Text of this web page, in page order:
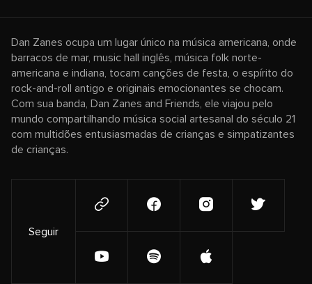
Dan Zanes ocupa um lugar único na música americana, onde
barracos de mar, music hall inglês, música folk norte-
americana e indiana, tocam canções de festa, o espírito do
rock-and-roll antigo e originais emocionantes se chocam.
Com sua banda, Dan Zanes and Friends, ele viajou pelo
mundo compartilhando música social artesanal do século 21
com multidões entusiasmadas de crianças e simpatizantes
de crianças.
Seguir